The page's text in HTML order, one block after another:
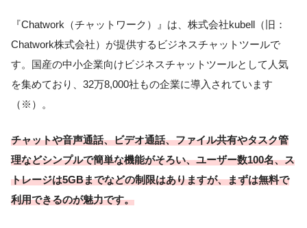
『Chatwork（チャットワーク）』は、株式会社kubell（旧：
Chatwork株式会社）が提供するビジネスチャットツールで
す。国産の中小企業向けビジネスチャットツールとして人気
を集めており、32万8,000社もの企業に導入されています
（※）。
チャットや音声通話、ビデオ通話、ファイル共有やタスク管
理などシンプルで簡単な機能がそろい、ユーザー数100名、ス
トレージは5GBまでなどの制限はありますが、まずは無料で
利用できるのが魅力です。